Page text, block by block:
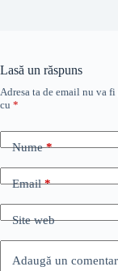
Lasă un răspuns
Adresa ta de email nu va
cu *
Nume*
Email*
Site web
Adaugă un